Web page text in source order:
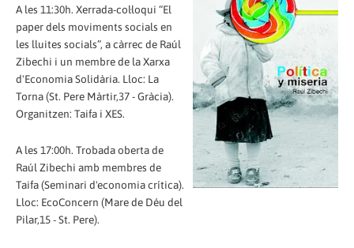
A les 11:30h. Xerrada-col·loqui “El
paper dels moviments socials en
les lluites socials”, a càrrec de Raúl
Zibechi i un membre de la Xarxa
d'Economia Solidària. Lloc: La
Torna (St. Pere Màrtir,37 - Gràcia).
Organitzen: Taifa i XES.
A les 17:00h. Trobada oberta de
Raúl Zibechi amb membres de
Taifa (Seminari d'economia crítica).
Lloc: EcoConcern (Mare de Déu del
Pilar,15 - St. Pere).